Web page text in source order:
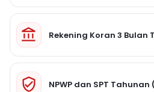
Rekening Koran 3 Bulan
NPWP dan SPT